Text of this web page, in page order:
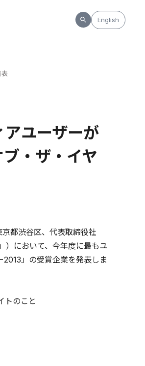
English
表
アユーザーが
・ザ・イヤ
都渋谷区、代表取締役社
）において、今年度に最もユ
」の受賞企業を発表しま
トのこと